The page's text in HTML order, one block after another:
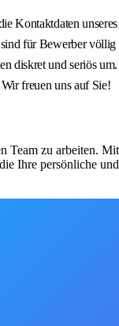
für Bewerber
und seriös
freuen uns auf Sie!
zu arbeiten.
Ihre persönliche